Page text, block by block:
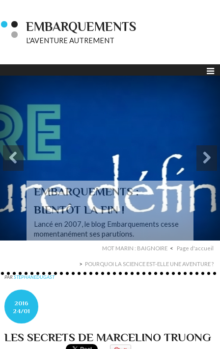
EMBARQUEMENTS
L'AVENTURE AUTREMENT
EMBARQUEMENTS :
BIENTÔT LA FIN !
Lancé en 2007, le blog Embarquements cesse
momentanément ses parutions.
MOT MARIN : BAIGNOIRE Page d'accueil
POURQUOI LA SCIENCE EST-ELLE UNE AVENTURE ?
PARSTEPHANEDUGAST
2016
24/01
LES SECRETS DE MARCELINO TRUONG